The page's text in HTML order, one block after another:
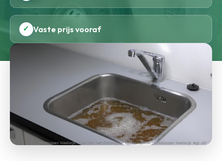
✓ Vaste prijs vooraf